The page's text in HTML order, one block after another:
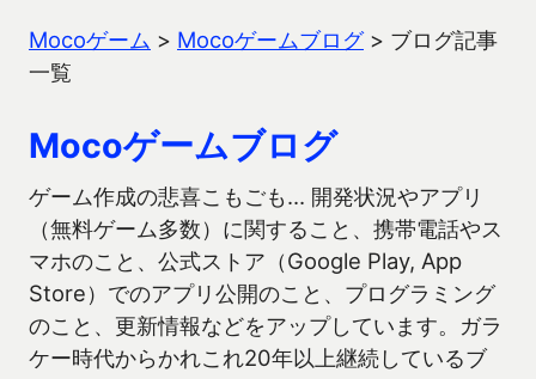
Mocoゲーム > Mocoゲームブログ> ブログ記事
一覧
Mocoゲームブログ
ゲーム作成の悲喜こもごも… 開発状況やアプリ
（無料ゲーム多数）に関すること、携帯電話やス
マホのこと、公式ストア（Google Play, App
Store）でのアプリ公開のこと、プログラミング
のこと、更新情報などをアップしています。ガラ
ケー時代からかれこれ20年以上継続しているブ